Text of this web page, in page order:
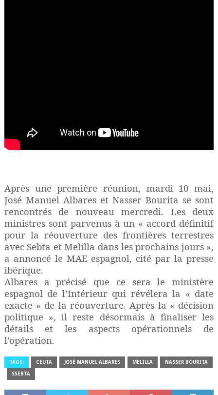
Après une première réunion, mardi 10 mai,
José Manuel Albares et Nasser Bourita se sont
rencontrés de nouveau mercredi. Les deux
ministres sont parvenus à un « accord définitif
pour la réouverture des frontières terrestres
avec Sebta et Melilla dans les prochains jours »,
a annoncé le MAE espagnol, cité par la presse
ibérique.
Albares a précisé que ce sera le ministère
espagnol de l’Intérieur qui révélera la « date
exacte » de la réouverture. Après la « décision
politique », il reste désormais à finaliser les
détails et les aspects opérationnels de
l’opération.
TAGS: CEUTA JOSÉ MANUEL ALBARES MELILLA NASSER BOURITA
SSEBTA